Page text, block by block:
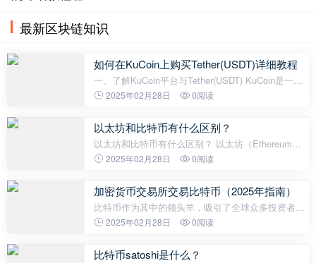
最新区块链知识
如何在KuCoin上购买Tether(USDT)详细教程
一、了解KuCoin平台与Tether(USDT) KuCoin是一家
全球知名的加密货币交易平台，提供多种数字货币的
挂钩的稳定币，因其价格相对
2025年02月28日 0阅读
以太坊和比特币有什么区别？
以太坊和比特币有什么区别？ 以太坊（Ethereum）
和比特币（Bitcoin）是区块链领域最知名的两个项
异。比特币主要是一种去中心化的数字货
2025年02月28日 0阅读
加密货币交易所交易比特币（2025年指南）
比特币作为其中的领头羊，吸引了全球众多投资者的
目光。在参与比特币交易之前，了解如何在合法合规
南，帮助您安全、合法地交易比
2025年02月28日 0阅读
比特币satoshi是什么？